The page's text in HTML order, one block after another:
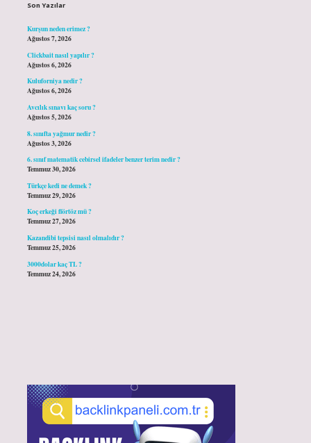
Son Yazılar
Kurşun neden erimez ?
Ağustos 7, 2026
Clickbait nasıl yapılır ?
Ağustos 6, 2026
Kuluforniya nedir ?
Ağustos 6, 2026
Avcılık sınavı kaç soru ?
Ağustos 5, 2026
8. sınıfta yağmur nedir ?
Ağustos 3, 2026
6. sınıf matematik cebirsel ifadeler benzer terim nedir ?
Temmuz 30, 2026
Türkçe kedi ne demek ?
Temmuz 29, 2026
Koç erkeği flörtöz mü ?
Temmuz 27, 2026
Kazandibi tepsisi nasıl olmalıdır ?
Temmuz 25, 2026
3000dolar kaç TL ?
Temmuz 24, 2026